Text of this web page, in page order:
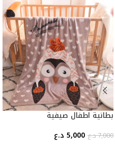
بطانية اطفال صيفية
7,000د.ع 5,000 د.ع